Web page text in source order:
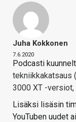
Juha Kokkonen
7.6.2020
Podcasti
tekniikkakatsaus
3000 XT -versiot,
Lisäksi lisäsin
YouTuben uudet